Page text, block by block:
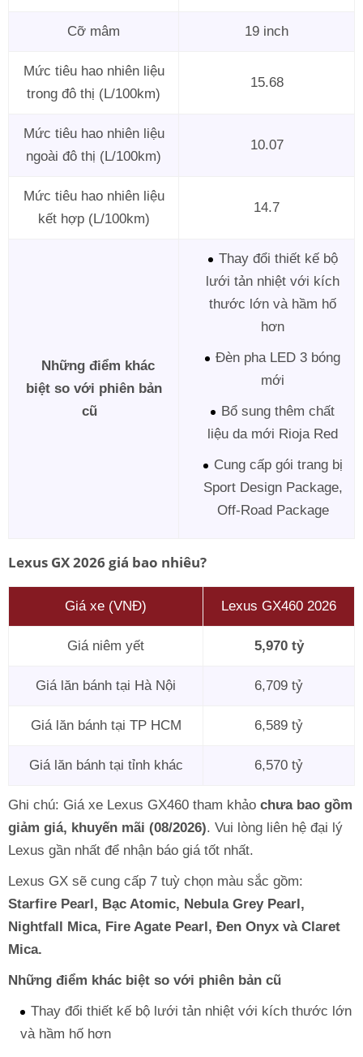
Cỡ mâm 19 inch
Mức tiêu hao nhiên liệu
trong đô thị (L/100km)
15.68
Mức tiêu hao nhiên liệu
ngoài đô thị (L/100km)
10.07
Mức tiêu hao nhiên liệu
kết hợp (L/100km)
14.7
Những điểm khác
biệt so với phiên bản
cũ
Thay đổi thiết kế bộ
lưới tản nhiệt với kích
thước lớn và hầm hố
hơn
Đèn pha LED 3 bóng
mới
Bổ sung thêm chất
liệu da mới Rioja Red
Cung cấp gói trang bị
Sport Design Package,
Off-Road Package
Lexus GX 2026 giá bao nhiêu?
Giá xe (VNĐ) Lexus GX460 2026
Giá niêm yết 5,970 tỷ
Giá lăn bánh tại Hà Nội 6,709 tỷ
Giá lăn bánh tại TP HCM 6,589 tỷ
Giá lăn bánh tại tỉnh khác 6,570 tỷ
Ghi chú: Giá xe Lexus GX460 tham khảo chưa bao gồm
giảm giá, khuyến mãi (08/2026). Vui lòng liên hệ đại lý
Lexus gần nhất để nhận báo giá tốt nhất.
Lexus GX sẽ cung cấp 7 tuỳ chọn màu sắc gồm:
Starfire Pearl, Bạc Atomic, Nebula Grey Pearl,
Nightfall Mica, Fire Agate Pearl, Đen Onyx và Claret
Mica.
Những điểm khác biệt so với phiên bản cũ
Thay đổi thiết kế bộ lưới tản nhiệt với kích thước lớn
và hầm hố hơn